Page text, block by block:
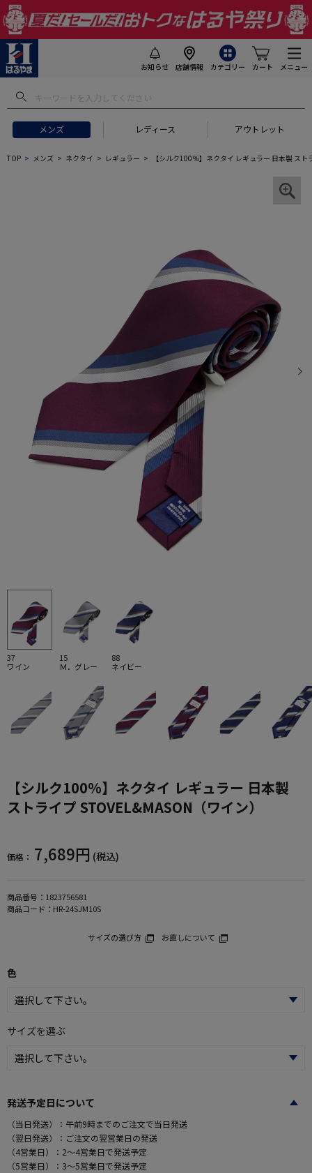
お知らせ 店舗情報 カテゴリー カート メニュー
メンズ レディース アウトレット
TOP メンズ ネクタイ レギュラー 【シルク100％】ネクタイ レギュラー 日本製 ス
37
ワイン
15
Ｍ．グレー
88
ネイビー
【シルク100％】ネクタイ レギュラー 日本製
ストライプ STOVEL&MASON（ワイン）
価格： 7,689円 (税込)
商品番号： 1823756581
商品コード： HR-24SJM10S
サイズの選び方 お直しについて
色
サイズを選ぶ
発送予定日について
（当日発送）：午前9時までのご注文で当日発送
（翌日発送）：ご注文の翌営業日の発送
（4営業日）：2～4営業日で発送予定
（5営業日）：3～5営業日で発送予定